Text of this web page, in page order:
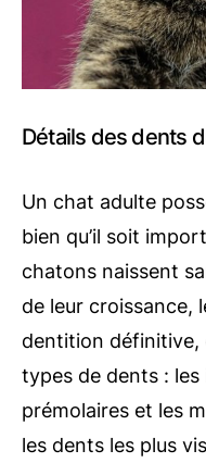
Détails des dents
Un chat adulte
bien qu’il soit
chatons naissent
de leur croissance,
dentition définitive,
types de dents : les
prémolaires et les
les dents les plus